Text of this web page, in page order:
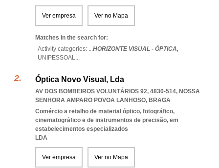
Ver empresa Ver no Mapa
Matches in the search for:
Activity categories: ...HORIZONTE VISUAL - ÓPTICA,
UNIPESSOAL...
Óptica Novo Visual, Lda
AV DOS BOMBEIROS VOLUNTÁRIOS 92, 4830-514, NOSSA
SENHORA AMPARO POVOA LANHOSO, BRAGA
Comércio a retalho de material óptico, fotográfico,
cinematográfico e de instrumentos de precisão, em
estabelecimentos especializados
LDA
Ver empresa Ver no Mapa